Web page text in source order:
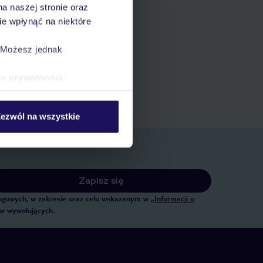
naszej stronie oraz
wpłynąć na niektóre
jednak
prywatności
na wszystkie
Zapisz się
w zakresie oraz celu wskazanym w „Informacji o
wywołujących.